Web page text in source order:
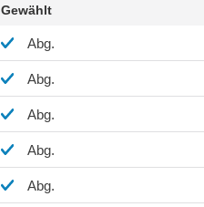
Gewählt
Abg.
Abg.
Abg.
Abg.
Abg.